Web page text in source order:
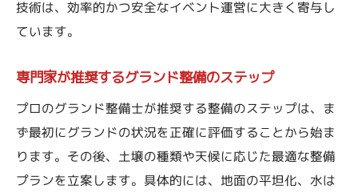
技術は、効率的かつ安全なイベント運営に大きく寄与し
ています。
専門家が推奨するグランド整備のステップ
プロのグランド整備士が推奨する整備のステップは、ま
ず最初にグランドの状況を正確に評価することから始ま
ります。その後、土壌の種類や天候に応じた最適な整備
プランを立案します。具体的には、地面の平坦化、水は